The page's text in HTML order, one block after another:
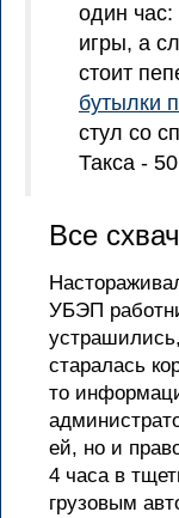
один
игры, а
стоит
бутылки
стул со
Такса -
Все
УБЭП
старалась
то
ей, но и
4 часа в
грузовым